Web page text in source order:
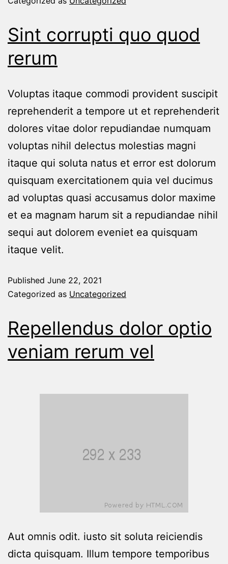
Sint corrupti quo quod
rerum
Voluptas itaque commodi provident suscipit
reprehenderit a tempore ut et reprehenderit
dolores vitae dolor repudiandae numquam
voluptas nihil delectus molestias magni
itaque qui soluta natus et error est dolorum
quisquam exercitationem quia vel ducimus
ad voluptas quasi accusamus dolor maxime
et ea magnam harum sit a repudiandae nihil
sequi aut dolorem eveniet ea quisquam
itaque velit.
Published June 22, 2021
Categorized as Uncategorized
Repellendus dolor optio
veniam rerum vel
Aut omnis odit. iusto sit soluta reiciendis
dicta quisquam. Illum tempore temporibus